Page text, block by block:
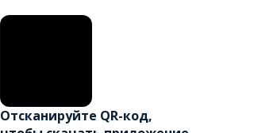
Отсканируйте QR-код,